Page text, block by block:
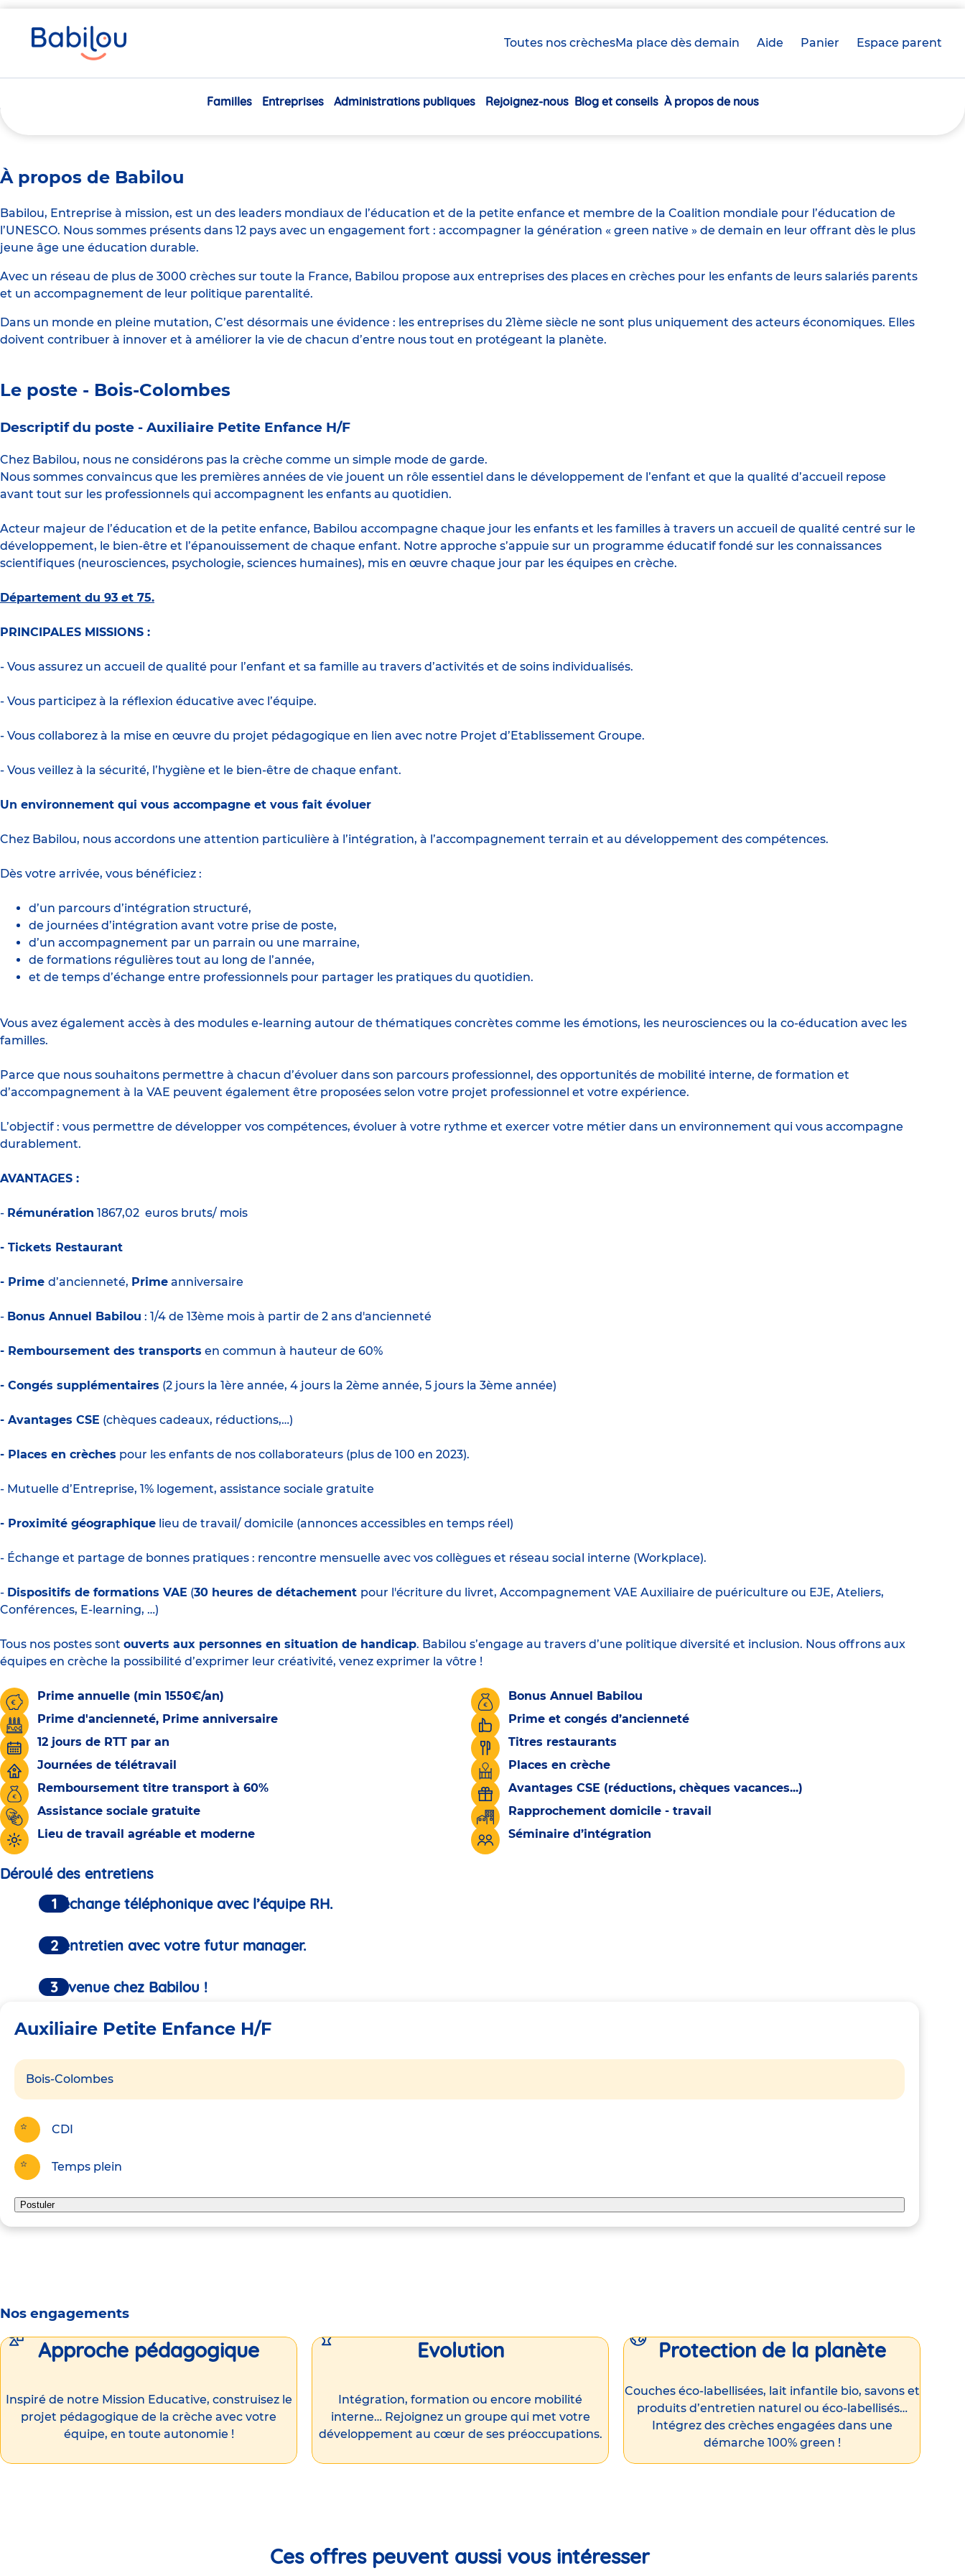
Toutes nos crèchesMa place dès demain Aide Panier crèche(s)
Espace parent
Navigation
Familles Entreprises Administrations publiques Rejoignez-nous Blog et conseils À propos de nous
êtes
ici
Auxiliaire Petite Enfance H/F
À propos de Babilou
Babilou, Entreprise à mission, est un des leaders mondiaux de l’éducation et de la petite enfance et membre de la Coalition mondiale pour l’éducation de
l’UNESCO. Nous sommes présents dans 12 pays avec un engagement fort : accompagner la génération « green native » de demain en leur offrant dès le plus
jeune âge une éducation durable.
Avec un réseau de plus de 3000 crèches sur toute la France, Babilou propose aux entreprises des places en crèches pour les enfants de leurs salariés parents
et un accompagnement de leur politique parentalité.
Dans un monde en pleine mutation, C’est désormais une évidence : les entreprises du 21ème siècle ne sont plus uniquement des acteurs économiques. Elles
doivent contribuer à innover et à améliorer la vie de chacun d’entre nous tout en protégeant la planète.
Le poste - Bois-Colombes
Descriptif du poste - Auxiliaire Petite Enfance H/F
Chez Babilou, nous ne considérons pas la crèche comme un simple mode de garde.
Nous sommes convaincus que les premières années de vie jouent un rôle essentiel dans le développement de l’enfant et que la qualité d’accueil repose
avant tout sur les professionnels qui accompagnent les enfants au quotidien.
Acteur majeur de l’éducation et de la petite enfance, Babilou accompagne chaque jour les enfants et les familles à travers un accueil de qualité centré sur le
développement, le bien-être et l’épanouissement de chaque enfant. Notre approche s’appuie sur un programme éducatif fondé sur les connaissances
scientifiques (neurosciences, psychologie, sciences humaines), mis en œuvre chaque jour par les équipes en crèche.
Département du 93 et 75.
PRINCIPALES MISSIONS :
- Vous assurez un accueil de qualité pour l’enfant et sa famille au travers d’activités et de soins individualisés.
- Vous participez à la réflexion éducative avec l’équipe.
- Vous collaborez à la mise en œuvre du projet pédagogique en lien avec notre Projet d’Etablissement Groupe.
- Vous veillez à la sécurité, l’hygiène et le bien-être de chaque enfant.
Un environnement qui vous accompagne et vous fait évoluer
Chez Babilou, nous accordons une attention particulière à l’intégration, à l’accompagnement terrain et au développement des compétences.
Dès votre arrivée, vous bénéficiez :
d’un parcours d’intégration structuré,
de journées d’intégration avant votre prise de poste,
d’un accompagnement par un parrain ou une marraine,
de formations régulières tout au long de l’année,
et de temps d’échange entre professionnels pour partager les pratiques du quotidien.
Vous avez également accès à des modules e-learning autour de thématiques concrètes comme les émotions, les neurosciences ou la co-éducation avec les
familles.
Parce que nous souhaitons permettre à chacun d’évoluer dans son parcours professionnel, des opportunités de mobilité interne, de formation et
d’accompagnement à la VAE peuvent également être proposées selon votre projet professionnel et votre expérience.
L’objectif : vous permettre de développer vos compétences, évoluer à votre rythme et exercer votre métier dans un environnement qui vous accompagne
durablement.
AVANTAGES :
- Rémunération 1867,02 euros bruts/ mois
- Tickets Restaurant
- Prime d’ancienneté, Prime anniversaire
- Bonus Annuel Babilou : 1/4 de 13ème mois à partir de 2 ans d'ancienneté
- Remboursement des transports en commun à hauteur de 60%
- Congés supplémentaires (2 jours la 1ère année, 4 jours la 2ème année, 5 jours la 3ème année)
- Avantages CSE (chèques cadeaux, réductions,…)
- Places en crèches pour les enfants de nos collaborateurs (plus de 100 en 2023).
- Mutuelle d’Entreprise, 1% logement, assistance sociale gratuite
- Proximité géographique lieu de travail/ domicile (annonces accessibles en temps réel)
- Échange et partage de bonnes pratiques : rencontre mensuelle avec vos collègues et réseau social interne (Workplace).
- Dispositifs de formations VAE (30 heures de détachement pour l'écriture du livret, Accompagnement VAE Auxiliaire de puériculture ou EJE, Ateliers,
Conférences, E-learning, …)
Tous nos postes sont ouverts aux personnes en situation de handicap. Babilou s’engage au travers d’une politique diversité et inclusion. Nous offrons aux
équipes en crèche la possibilité d’exprimer leur créativité, venez exprimer la vôtre !
Prime annuelle (min 1550€/an)
Bonus Annuel Babilou
Prime d'ancienneté, Prime anniversaire
Prime et congés d’ancienneté
12 jours de RTT par an
Titres restaurants
Journées de télétravail
Places en crèche
Remboursement titre transport à 60%
Avantages CSE (réductions, chèques vacances...)
Assistance sociale gratuite
Rapprochement domicile - travail
Lieu de travail agréable et moderne
Séminaire d’intégration
Déroulé des entretiens
Un échange téléphonique avec l’équipe RH.
Un entretien avec votre futur manager.
Bienvenue chez Babilou !
Auxiliaire Petite Enfance H/F
Bois-Colombes
CDI
Temps plein
Postuler
Nos engagements
Approche pédagogique
Inspiré de notre Mission Educative, construisez le
projet pédagogique de la crèche avec votre
équipe, en toute autonomie !
Evolution
Intégration, formation ou encore mobilité
interne… Rejoignez un groupe qui met votre
développement au cœur de ses préoccupations.
Protection de la planète
Couches éco-labellisées, lait infantile bio, savons et
produits d’entretien naturel ou éco-labellisés…
Intégrez des crèches engagées dans une
démarche 100% green !
Ces offres peuvent aussi vous intéresser